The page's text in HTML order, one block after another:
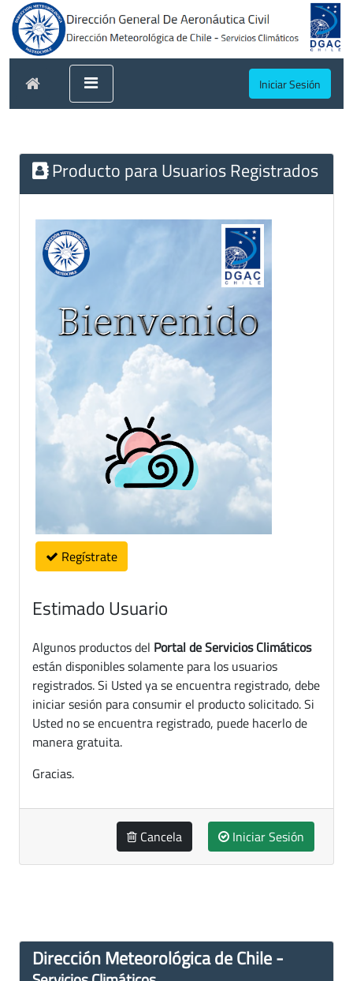
Iniciar Sesión
Producto para Usuarios Registrados
Regístrate
Estimado Usuario
Algunos productos del Portal de Servicios Climáticos
están disponibles solamente para los usuarios
registrados. Si Usted ya se encuentra registrado, debe
iniciar sesión para consumir el producto solicitado. Si
Usted no se encuentra registrado, puede hacerlo de
manera gratuita.
Gracias.
Cancela Iniciar Sesión
Dirección Meteorológica de Chile -